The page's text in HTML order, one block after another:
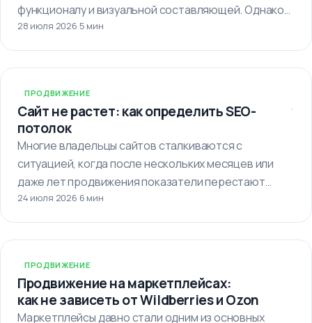
функционалу и визуальной составляющей. Однако
важно…
28 июля 2026·5 мин
ПРОДВИЖЕНИЕ
Сайт не растет: как определить SEO-
потолок
Многие владельцы сайтов сталкиваются с
ситуацией, когда после нескольких месяцев или
даже лет продвижения показатели перестают
улучшаться. Кажется,…
24 июля 2026·6 мин
ПРОДВИЖЕНИЕ
Продвижение на маркетплейсах:
как не зависеть от Wildberries и Ozon
Маркетплейсы давно стали одним из основных